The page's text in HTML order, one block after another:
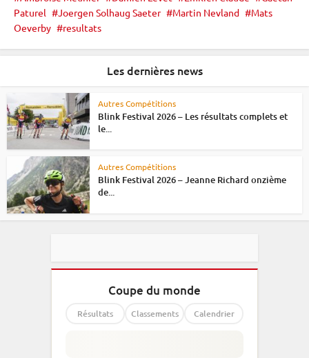
Paturel
Joergen Solhaug Saeter Martin Nevland
Mats
Oeverby
resultats
Les dernières news
Autres Compétitions
Blink Festival 2026 – Les résultats complets et
le...
Autres Compétitions
Blink Festival 2026 – Jeanne Richard onzième
de...
Coupe du monde
Résultats Classements Calendrier